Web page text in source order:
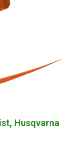
Husqvarna